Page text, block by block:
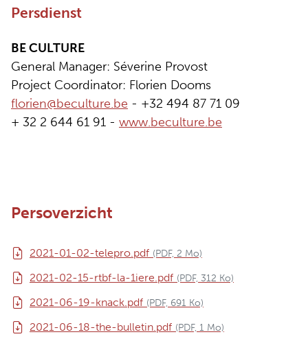
Persdienst
BE CULTURE
General Manager: Séverine Provost
Project Coordinator: Florien Dooms
florien@beculture.be - +32 494 87 71 09
+ 32 2 644 61 91 - www.beculture.be
Persoverzicht
2021-01-02-telepro.pdf (PDF, 2 Mo)
2021-02-15-rtbf-la-1iere.pdf (PDF, 312 Ko)
2021-06-19-knack.pdf (PDF, 691 Ko)
2021-06-18-the-bulletin.pdf (PDF, 1 Mo)